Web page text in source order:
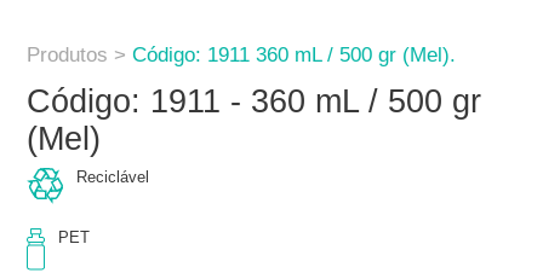
Produtos >Código: 1911 360 mL / 500 gr (Mel).
Código: 1911 - 360 mL / 500 gr
(Mel)
Reciclável
PET